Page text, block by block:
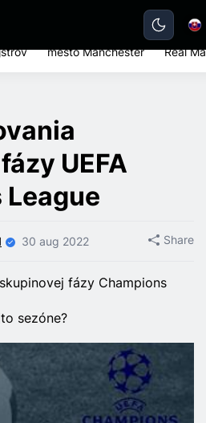
mesto Manchester Real
UEFA
30 aug 2022 Share
fázy Champions
sezóne?